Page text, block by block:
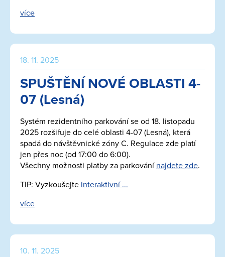
více
18. 11. 2025
SPUŠTĚNÍ NOVÉ OBLASTI 4-
07 (Lesná)
Systém rezidentního parkování se od 18. listopadu
2025 rozšiřuje do celé oblasti 4-07 (Lesná), která
spadá do návštěvnické zóny C. Regulace zde platí
jen přes noc (od 17:00 do 6:00).
Všechny možnosti platby za parkování najdete zde.
TIP: Vyzkoušejte interaktivní ...
více
10. 11. 2025